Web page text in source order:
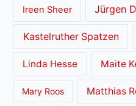
Ireen Sheer Jürgen
Kastelruther Spatzen
Linda Hesse Maite
Mary Roos Matthias